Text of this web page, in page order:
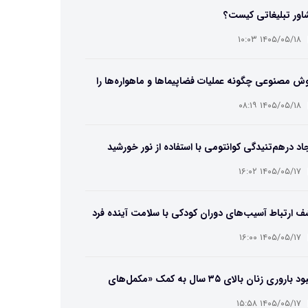
تبلیغاتی کیست؟
۱۴۰۵/۰۵/۱۸ ۱۰:۰۳
مصنوعی چگونه عملیات فضاپیماها و ماهواره‌ها را
می‌دهد؟
۱۴۰۵/۰۵/۱۸ ۰۸:۱۹
درهم‌تنیدگی کوانتومی با استفاده از نور خورشید
۱۴۰۵/۰۵/۱۷ ۱۶:۰۲
ارتباط آسیب‌های دوران کودکی با سلامت آینده فرد
۱۴۰۵/۰۵/۱۷ ۱۶:۰۰
بهبود باروری زنان بالای ۳۵ سال به کمک «مکمل‌های
۱۴۰۵/۰۵/۱۷ ۱۵:۵۸